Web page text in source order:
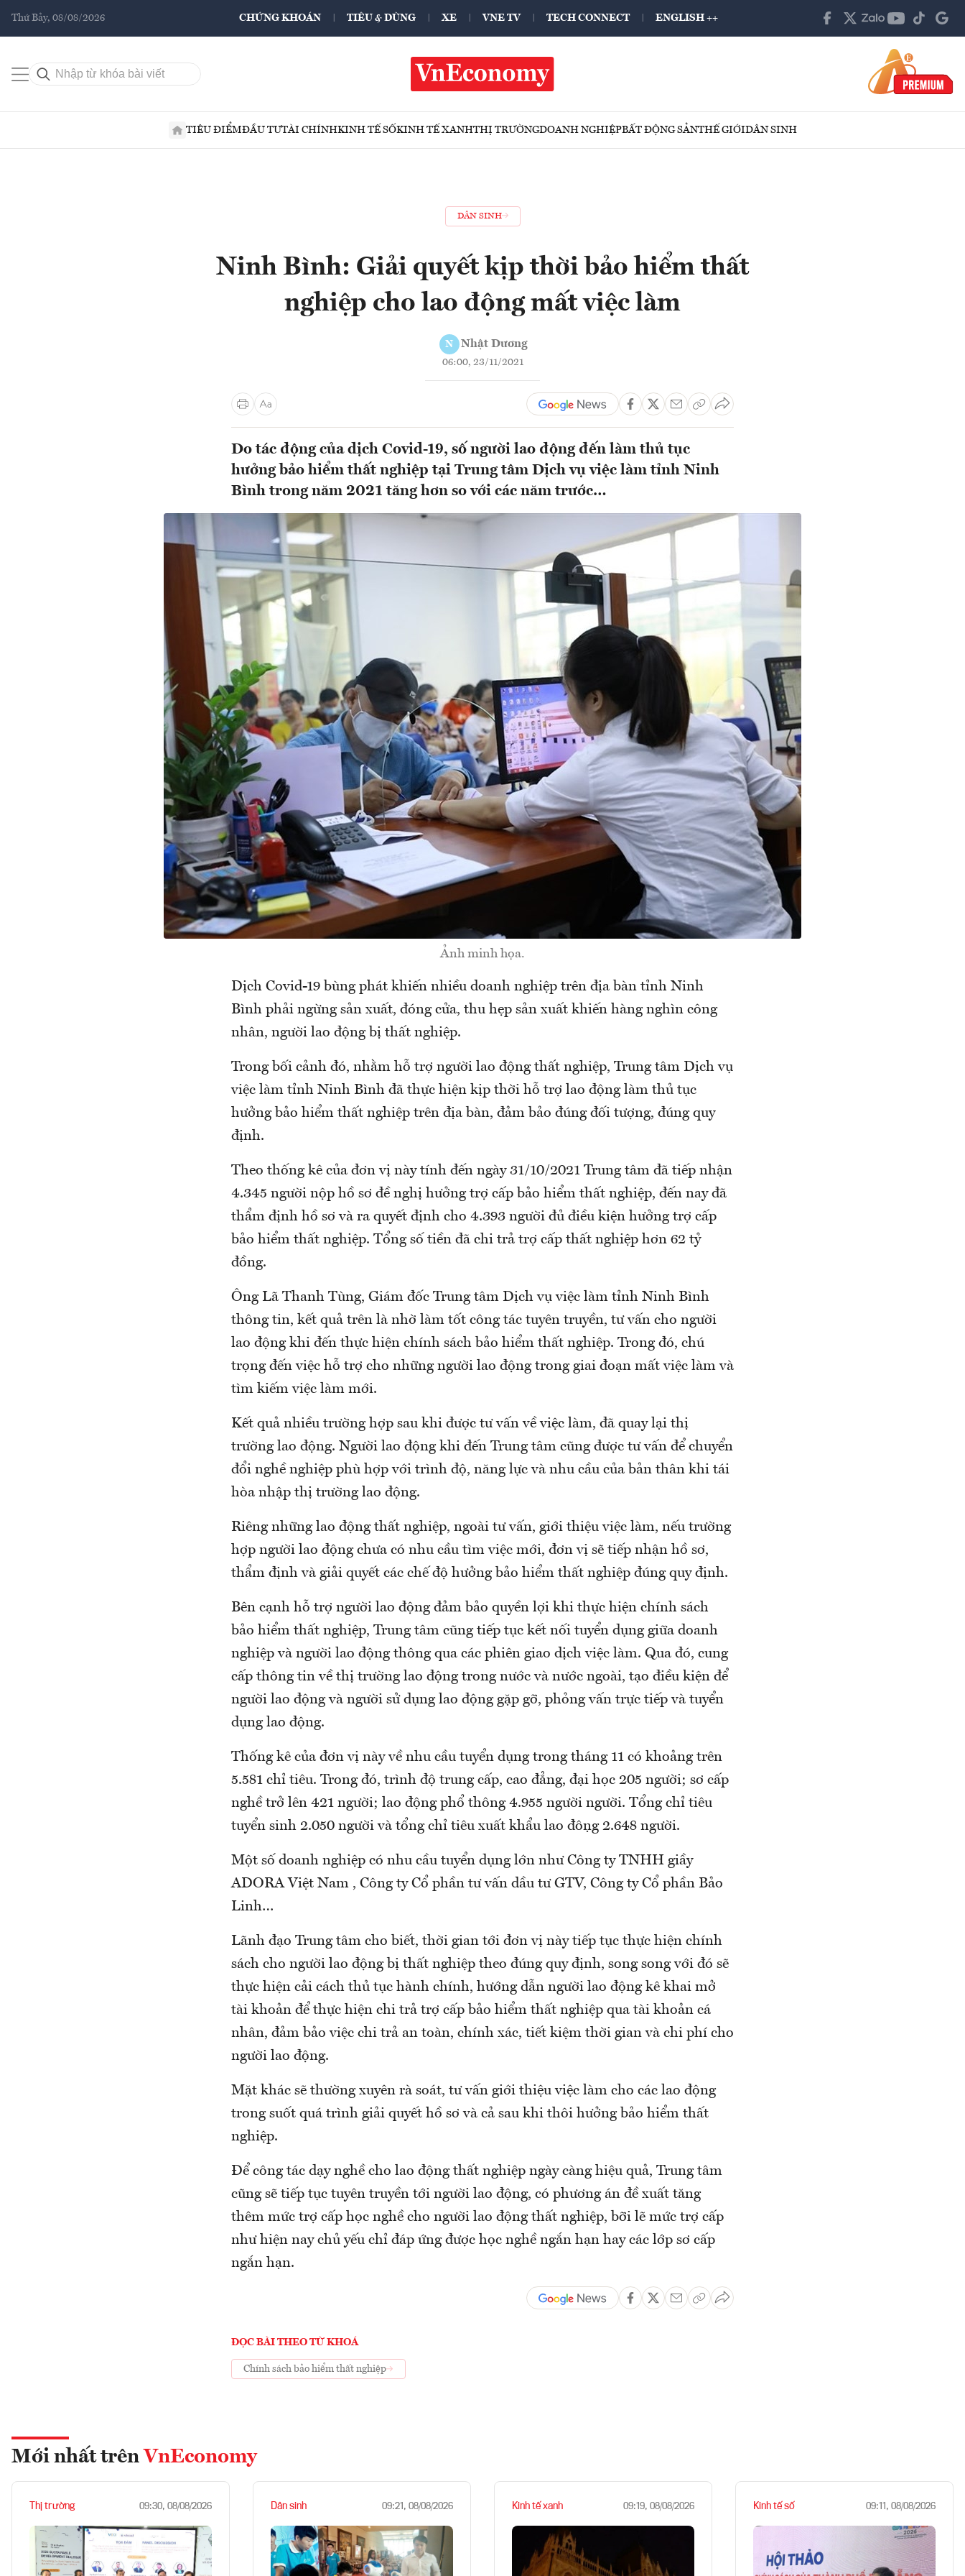
Thứ Bảy, 08/08/2026 CHỨNG KHOÁN TIÊU & DÙNG XE VNE TV TECH CONNECT ENGLISH ++
TIÊU ĐIỂMĐẦU TƯTÀI CHÍNHKINH TẾ SỐKINH TẾ XANHTHỊ TRƯỜNGDOANH NGHIỆPBẤT ĐỘNG SẢNTHẾ GIỚIDÂN SINH
DÂN SINH
Ninh Bình: Giải quyết kịp thời bảo hiểm thất
nghiệp cho lao động mất việc làm
N Nhật Dương
06:00, 23/11/2021
Do tác động của dịch Covid-19, số người lao động đến làm thủ tục
hưởng bảo hiểm thất nghiệp tại Trung tâm Dịch vụ việc làm tỉnh Ninh
Bình trong năm 2021 tăng hơn so với các năm trước…
Ảnh minh họa.
Dịch Covid-19 bùng phát khiến nhiều doanh nghiệp trên địa bàn tỉnh Ninh
Bình phải ngừng sản xuất, đóng cửa, thu hẹp sản xuất khiến hàng nghìn công
nhân, người lao động bị thất nghiệp.
Trong bối cảnh đó, nhằm hỗ trợ người lao động thất nghiệp, Trung tâm Dịch vụ
việc làm tỉnh Ninh Bình đã thực hiện kịp thời hỗ trợ lao động làm thủ tục
hưởng bảo hiểm thất nghiệp trên địa bàn, đảm bảo đúng đối tượng, đúng quy
định.
Theo thống kê của đơn vị này tính đến ngày 31/10/2021 Trung tâm đã tiếp nhận
4.345 người nộp hồ sơ đề nghị hưởng trợ cấp bảo hiểm thất nghiệp, đến nay đã
thẩm định hồ sơ và ra quyết định cho 4.393 người đủ điều kiện hưởng trợ cấp
bảo hiểm thất nghiệp. Tổng số tiền đã chi trả trợ cấp thất nghiệp hơn 62 tỷ
đồng.
Ông Lã Thanh Tùng, Giám đốc Trung tâm Dịch vụ việc làm tỉnh Ninh Bình
thông tin, kết quả trên là nhờ làm tốt công tác tuyên truyền, tư vấn cho người
lao động khi đến thực hiện chính sách bảo hiểm thất nghiệp. Trong đó, chú
trọng đến việc hỗ trợ cho những người lao động trong giai đoạn mất việc làm và
tìm kiếm việc làm mới.
Kết quả nhiều trường hợp sau khi được tư vấn về việc làm, đã quay lại thị
trường lao động. Người lao động khi đến Trung tâm cũng được tư vấn để chuyển
đổi nghề nghiệp phù hợp với trình độ, năng lực và nhu cầu của bản thân khi tái
hòa nhập thị trường lao động.
Riêng những lao động thất nghiệp, ngoài tư vấn, giới thiệu việc làm, nếu trường
hợp người lao động chưa có nhu cầu tìm việc mới, đơn vị sẽ tiếp nhận hồ sơ,
thẩm định và giải quyết các chế độ hưởng bảo hiểm thất nghiệp đúng quy định.
Bên cạnh hỗ trợ người lao động đảm bảo quyền lợi khi thực hiện chính sách
bảo hiểm thất nghiệp, Trung tâm cũng tiếp tục kết nối tuyển dụng giữa doanh
nghiệp và người lao động thông qua các phiên giao dịch việc làm. Qua đó, cung
cấp thông tin về thị trường lao động trong nước và nước ngoài, tạo điều kiện để
người lao động và người sử dụng lao động gặp gỡ, phỏng vấn trực tiếp và tuyển
dụng lao động.
Thống kê của đơn vị này về nhu cầu tuyển dụng trong tháng 11 có khoảng trên
5.581 chỉ tiêu. Trong đó, trình độ trung cấp, cao đẳng, đại học 205 người; sơ cấp
nghề trở lên 421 người; lao động phổ thông 4.955 người người. Tổng chỉ tiêu
tuyển sinh 2.050 người và tổng chỉ tiêu xuất khẩu lao động 2.648 người.
Một số doanh nghiệp có nhu cầu tuyển dụng lớn như Công ty TNHH giầy
ADORA Việt Nam , Công ty Cổ phần tư vấn dầu tư GTV, Công ty Cổ phần Bảo
Linh…
Lãnh đạo Trung tâm cho biết, thời gian tới đơn vị này tiếp tục thực hiện chính
sách cho người lao động bị thất nghiệp theo đúng quy định, song song với đó sẽ
thực hiện cải cách thủ tục hành chính, hướng dẫn người lao động kê khai mở
tài khoản để thực hiện chi trả trợ cấp bảo hiểm thất nghiệp qua tài khoản cá
nhân, đảm bảo việc chi trả an toàn, chính xác, tiết kiệm thời gian và chi phí cho
người lao động.
Mặt khác sẽ thường xuyên rà soát, tư vấn giới thiệu việc làm cho các lao động
trong suốt quá trình giải quyết hồ sơ và cả sau khi thôi hưởng bảo hiểm thất
nghiệp.
Để công tác dạy nghề cho lao động thất nghiệp ngày càng hiệu quả, Trung tâm
cũng sẽ tiếp tục tuyên truyền tới người lao động, có phương án đề xuất tăng
thêm mức trợ cấp học nghề cho người lao động thất nghiệp, bỡi lẽ mức trợ cấp
như hiện nay chủ yếu chỉ đáp ứng được học nghề ngắn hạn hay các lớp sơ cấp
ngắn hạn.
ĐỌC BÀI THEO TỪ KHOÁ
Chính sách bảo hiểm thất nghiệp
Mới nhất trên VnEconomy
Thị trường 09:30, 08/08/2026 Dân sinh 09:21, 08/08/2026 Kinh tế xanh 09:19, 08/08/2026 Kinh tế số 09:11, 08/08/2026